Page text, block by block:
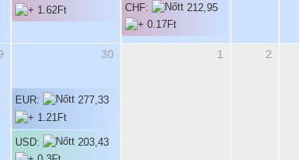
CHF: 212,95
30
EUR: 277,33
USD: 203,43
1 2